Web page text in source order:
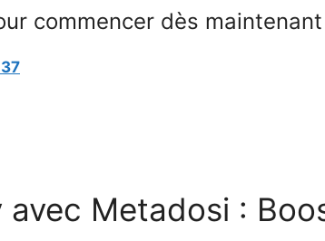
commencer dès maintenant
Metadosi :